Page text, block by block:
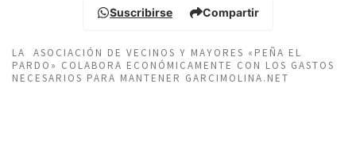
Suscribirse Compartir
LA ASOCIACIÓN DE VECINOS Y MAYORES «PEÑA EL
PARDO» COLABORA ECONÓMICAMENTE CON LOS GASTOS
NECESARIOS PARA MANTENER GARCIMOLINA.NET